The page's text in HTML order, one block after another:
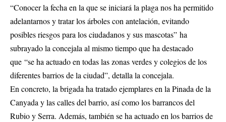
“Conocer la fecha en la que se iniciará la plaga nos ha permitido
adelantarnos y tratar los árboles con antelación, evitando
posibles riesgos para los ciudadanos y sus mascotas” ha
subrayado la concejala al mismo tiempo que ha destacado
que “se ha actuado en todas las zonas verdes y colegios de los
diferentes barrios de la ciudad”, detalla la concejala.
En concreto, la brigada ha tratado ejemplares en la Pinada de la
Canyada y las calles del barrio, así como los barrancos del
Rubio y Serra. Además, también se ha actuado en los barrios de